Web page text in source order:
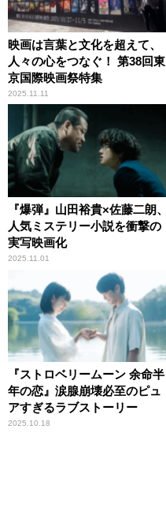
映画は言葉と文化を超えて、
人々の心をつなぐ！ 第38回東
京国際映画祭特集
2025.11.11
『爆弾』山田裕貴×佐藤二朗、
人気ミステリー小説を衝撃の
実写映画化
2025.11.01
『ストロベリームーン 余命半
年の恋』涙腺崩壊必至のピュ
アすぎるラブストーリー
2025.10.18